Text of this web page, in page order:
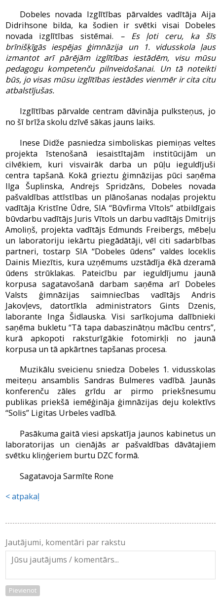
Dobeles novada Izglītības pārvaldes vadītāja Aija
Didrihsone bilda, ka šodien ir svētki visai Dobeles
novada izglītības sistēmai. – Es ļoti ceru, ka šīs
brīnišķīgās iespējas ģimnāzija un 1. vidusskola ļaus
izmantot arī pārējām izglītības iestādēm, visu mūsu
pedagogu kompetenču pilnveidošanai. Un tā noteikti
būs, jo visas mūsu izglītības iestādes vienmēr ir cita citu
atbalstījušas.
Izglītības pārvalde centram dāvināja pulksteņus, jo
no šī brīža skolu dzīvē sākas jauns laiks.
Inese Didže pasniedza simboliskas piemiņas veltes
projekta īstenošanā iesaistītajām institūcijām un
cilvēkiem, kuri visvairāk darba un pūļu ieguldījuši
centra tapšanā. Kokā grieztu ģimnāzijas pūci saņēma
Ilga Šuplinska, Andrejs Spridzāns, Dobeles novada
pašvaldības attīstības un plānošanas nodaļas projektu
vadītāja Kristīne Ūdre, SIA “Būvfirma Vītols” atbildīgais
būvdarbu vadītājs Juris Vītols un darbu vadītājs Dmitrijs
Amoliņš, projekta vadītājs Edmunds Freibergs, mēbeļu
un laboratoriju iekārtu piegādātāji, vēl citi sadarbības
partneri, tostarp SIA “Dobeles ūdens” valdes loceklis
Dainis Miezītis, kura uzņēmums uzstādīja ēkā dzeramā
ūdens strūklakas. Pateicību par ieguldījumu jaunā
korpusa sagatavošanā darbam saņēma arī Dobeles
Valsts ģimnāzijas saimniecības vadītājs Andris
Jakovļevs, datortīkla administrators Gints Dzenis,
laborante Inga Šidlauska. Visi sarīkojuma dalībnieki
saņēma bukletu “Tā tapa dabaszinātņu mācību centrs”,
kurā apkopoti raksturīgākie fotomirkļi no jaunā
korpusa un tā apkārtnes tapšanas procesa.
Muzikālu sveicienu sniedza Dobeles 1. vidusskolas
meiteņu ansamblis Sandras Bulmeres vadībā. Jaunās
konferenču zāles grīdu ar pirmo priekšnesumu
publikas priekšā iemēģināja ģimnāzijas deju kolektīvs
“Solis” Ligitas Urbeles vadībā.
Pasākuma gaitā viesi apskatīja jaunos kabinetus un
laboratorijas un cienājās ar pašvaldības dāvātajiem
svētku kliņģeriem burtu DZC formā.
Sagatavoja Sarmīte Rone
atpakaļ
Jautājumi, komentāri par rakstu
Pievienot